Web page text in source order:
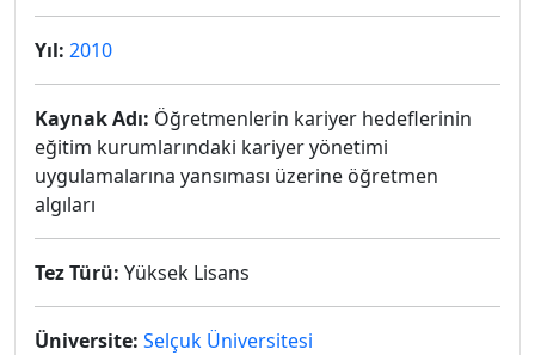
Yıl: 2010
Kaynak Adı: Öğretmenlerin kariyer hedeflerinin
eğitim kurumlarındaki kariyer yönetimi
uygulamalarına yansıması üzerine öğretmen
algıları
Tez Türü: Yüksek Lisans
Üniversite: Selçuk Üniversitesi